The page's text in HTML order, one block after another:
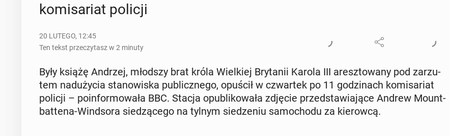
ko­mi­sa­riat policji
20 LUTEGO, 12:45
Ten tekst przeczytasz w 2 minuty
Były książę Andrzej, młodszy brat króla Wiel­kiej Bry­ta­nii Karola III aresz­to­wa­ny pod za­rzu­
tem nad­uży­cia sta­no­wi­ska pu­blicz­ne­go, opuścił w czwar­tek po 11 go­dzi­nach ko­mi­sa­riat
policji – po­in­for­mo­wa­ła BBC. Stacja opu­bli­ko­wa­ła zdjęcie przed­sta­wia­ją­ce Andrew Mo­unt­
bat­te­na-Wind­so­ra sie­dzą­ce­go na tylnym sie­dze­niu sa­mo­cho­du za kie­row­cą.